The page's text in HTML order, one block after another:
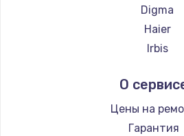
1060 руб.
Заказать
1645 руб.
Заказать
Digma
Haier
Irbis
Microsoft
BlackView
Amazon
О
Цены на
Гарантия